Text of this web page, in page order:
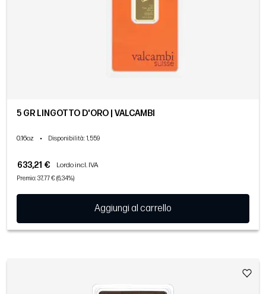
5 GR LINGOTTO D'ORO | VALCAMBI
0.16oz • Disponibilità: 1,559
633,21 € Lordo incl. IVA
Premio: 37,77 € (6,34%)
Aggiungi al carrello